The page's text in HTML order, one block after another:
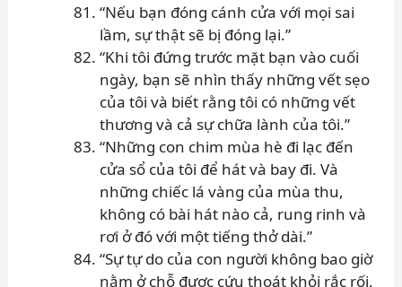
“Nếu bạn đóng cánh cửa với mọi sai
lầm, sự thật sẽ bị đóng lại.”
“Khi tôi đứng trước mặt bạn vào cuối
ngày, bạn sẽ nhìn thấy những vết sẹo
của tôi và biết rằng tôi có những vết
thương và cả sự chữa lành của tôi.”
“Những con chim mùa hè đi lạc đến
cửa sổ của tôi để hát và bay đi. Và
những chiếc lá vàng của mùa thu,
không có bài hát nào cả, rung rinh và
rơi ở đó với một tiếng thở dài.”
“Sự tự do của con người không bao giờ
nằm ở chỗ được cứu thoát khỏi rắc rối,